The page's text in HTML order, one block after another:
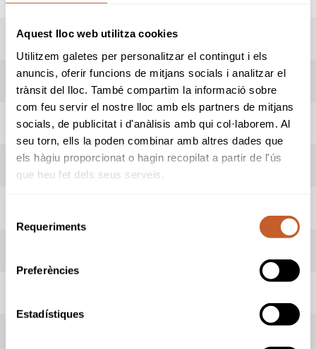
Aquest lloc web utilitza cookies
Utilitzem galetes per personalitzar el contingut i els
anuncis, oferir funcions de mitjans socials i analitzar el
trànsit del lloc. També compartim la informació sobre
com feu servir el nostre lloc amb els partners de mitjans
socials, de publicitat i d'anàlisis amb qui col·laborem. Al
seu torn, ells la poden combinar amb altres dades que
els hàgiu proporcionat o hagin recopilat a partir de l'ús
que heu fet dels seus serveis.
Requeriments
Preferències
Estadístiques
PREMIS
RESULTATS
HORARI SORTIDES
ADMESOS/ES